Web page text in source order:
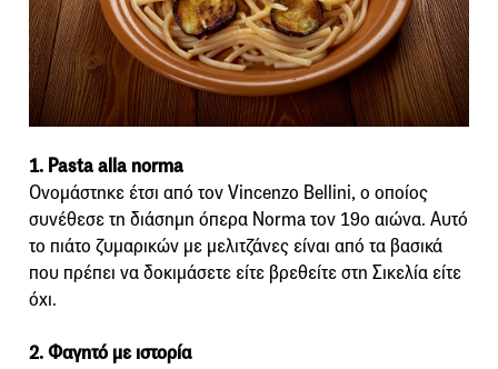
1. Pasta alla norma
Ονομάστηκε έτσι από τον Vincenzo Bellini, ο οποίος
συνέθεσε τη διάσημη όπερα Norma τον 19ο αιώνα. Αυτό
το πιάτο ζυμαρικών με μελιτζάνες είναι από τα βασικά
που πρέπει να δοκιμάσετε είτε βρεθείτε στη Σικελία είτε
όχι.
2. Φαγητό με ιστορία